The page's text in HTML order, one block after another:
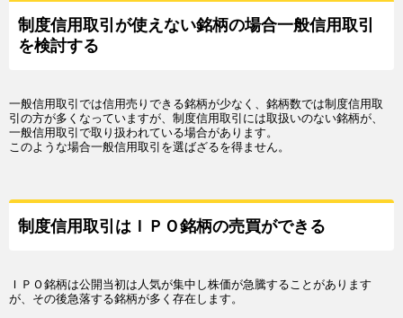
制度信用取引が使えない銘柄の場合一般信用取引
を検討する
一般信用取引では信用売りできる銘柄が少なく、銘柄数では制度信用取
引の方が多くなっていますが、制度信用取引には取扱いのない銘柄が、
一般信用取引で取り扱われている場合があります。
このような場合一般信用取引を選ばざるを得ません。
制度信用取引はＩＰＯ銘柄の売買ができる
ＩＰＯ銘柄は公開当初は人気が集中し株価が急騰することがあります
が、その後急落する銘柄が多く存在します。